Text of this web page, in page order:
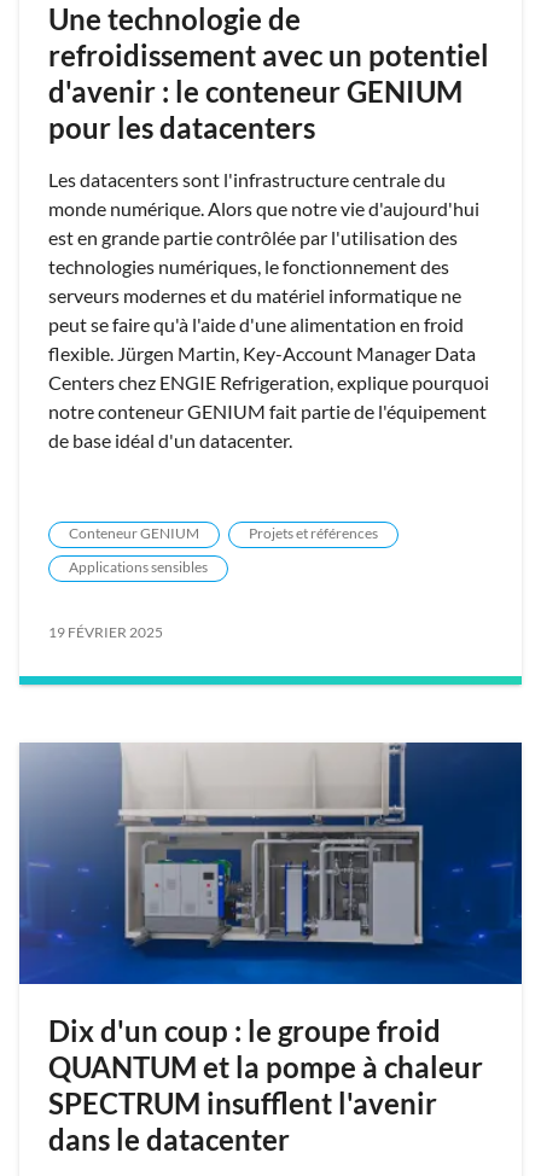
Une technologie de
refroidissement avec un potentiel
d'avenir : le conteneur GENIUM
pour les datacenters
Les datacenters sont l'infrastructure centrale du
monde numérique. Alors que notre vie d'aujourd'hui
est en grande partie contrôlée par l'utilisation des
technologies numériques, le fonctionnement des
serveurs modernes et du matériel informatique ne
peut se faire qu'à l'aide d'une alimentation en froid
flexible. Jürgen Martin, Key-Account Manager Data
Centers chez ENGIE Refrigeration, explique pourquoi
notre conteneur GENIUM fait partie de l'équipement
de base idéal d'un datacenter.
Conteneur GENIUM
Projets et références
Applications sensibles
19 FÉVRIER 2025
Dix d'un coup : le groupe froid
QUANTUM et la pompe à chaleur
SPECTRUM insufflent l'avenir
dans le datacenter